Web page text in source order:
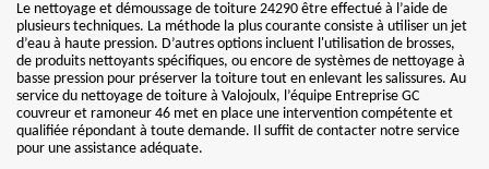
Le nettoyage et démoussage de toiture 24290 être effectué à l’aide de
plusieurs techniques. La méthode la plus courante consiste à utiliser un jet
d’eau à haute pression. D’autres options incluent l'utilisation de brosses,
de produits nettoyants spécifiques, ou encore de systèmes de nettoyage à
basse pression pour préserver la toiture tout en enlevant les salissures. Au
service du nettoyage de toiture à Valojoulx, l’équipe Entreprise GC
couvreur et ramoneur 46 met en place une intervention compétente et
qualifiée répondant à toute demande. Il suffit de contacter notre service
pour une assistance adéquate.